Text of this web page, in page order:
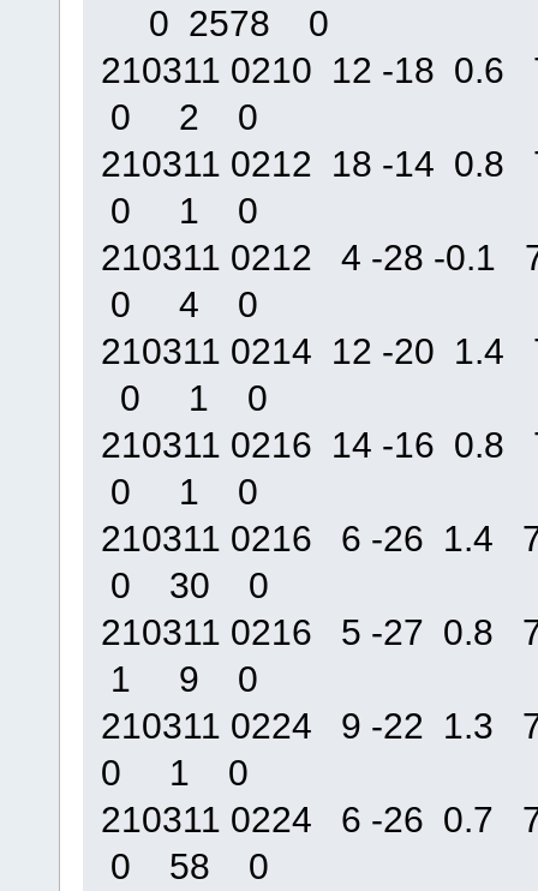
0 2578 0
210311 0210 12 -18
0 2 0
210311 0212 18 -14
0 1 0
210311 0212 4 -28 -
0 4 0
210311 0214 12 -20
0 1 0
210311 0216 14 -16
0 1 0
210311 0216 6 -26
0 30 0
210311 0216 5 -27
1 9 0
210311 0224 9 -22
0 1 0
210311 0224 6 -26
0 58 0